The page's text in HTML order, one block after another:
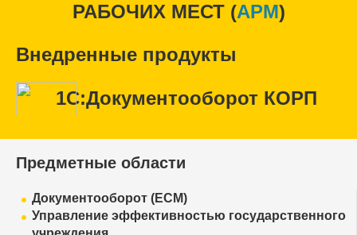
РАБОЧИХ МЕСТ (APM)
Внедренные продукты
1С:Документооборот КОРП
Предметные области
Документооборот (ECM)
Управление эффективностью государственного